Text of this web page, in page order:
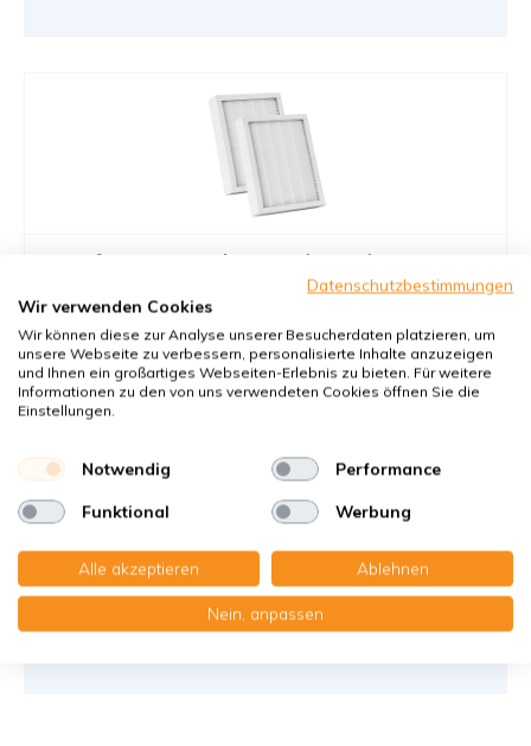
Komfovent Domekt P 700/900 H/V -
Filter gegen mittelgroße Staubpartikel
ArtikelnummerKWL-FilterOnline: T91276
Sie erhalten
41,20 €
41,20 pro Set €
- + In den Warenkorb
Datenschutzbestimmungen
Wir verwenden Cookies
Wir können diese zur Analyse unserer Besucherdaten platzieren, um
unsere Webseite zu verbessern, personalisierte Inhalte anzuzeigen
und Ihnen ein großartiges Webseiten-Erlebnis zu bieten. Für weitere
Informationen zu den von uns verwendeten Cookies öffnen Sie die
Einstellungen.
Notwendig Performance
Funktional Werbung
Alle akzeptieren Ablehnen
Nein, anpassen